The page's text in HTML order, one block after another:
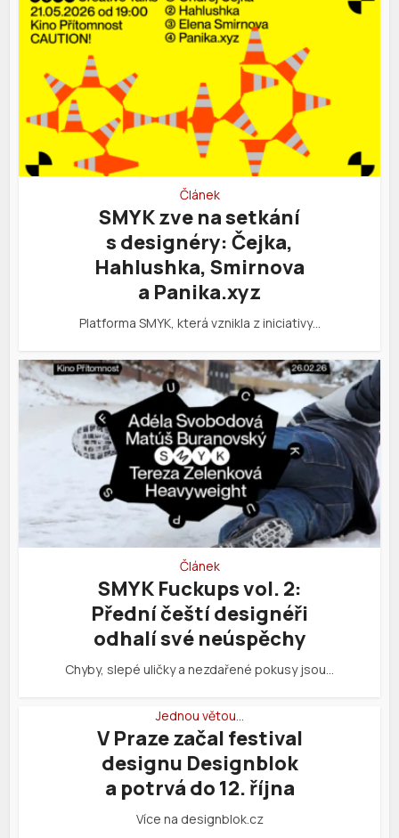
Článek
SMYK zve na setkání
s designéry: Čejka,
Hahlushka, Smirnova
a Panika.xyz
Platforma SMYK, která vznikla z iniciativy…
Článek
SMYK Fuckups vol. 2:
Přední čeští designéři
odhalí své neúspěchy
Chyby, slepé uličky a nezdařené pokusy jsou…
Jednou větou…
V Praze začal festival
designu Designblok
a potrvá do 12. října
Více na designblok.cz